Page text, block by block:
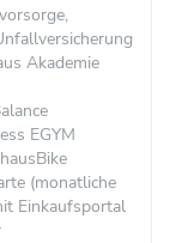
Akademie
EGYM
(monatliche
Einkaufsportal